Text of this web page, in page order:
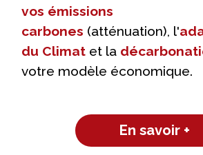
vos émissions
carbones (atténuation), l'
du Climat et la
votre modèle économique.
En savoir +